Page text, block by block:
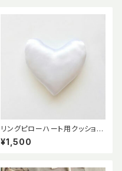
リングピローハート用クッション
土台のみ 縫製済み完成品・DI
Yウエディング
¥1,500